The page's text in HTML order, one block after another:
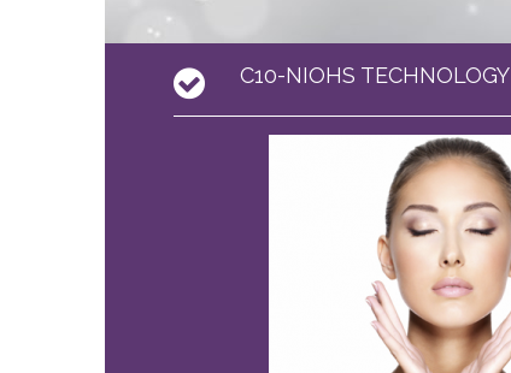
C10-NIOHS TECHNOLOGY